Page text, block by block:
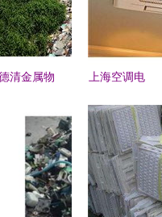
清金属物
色循环，资
源再生
上海空调电
公司 专业
回收，绿色
循环